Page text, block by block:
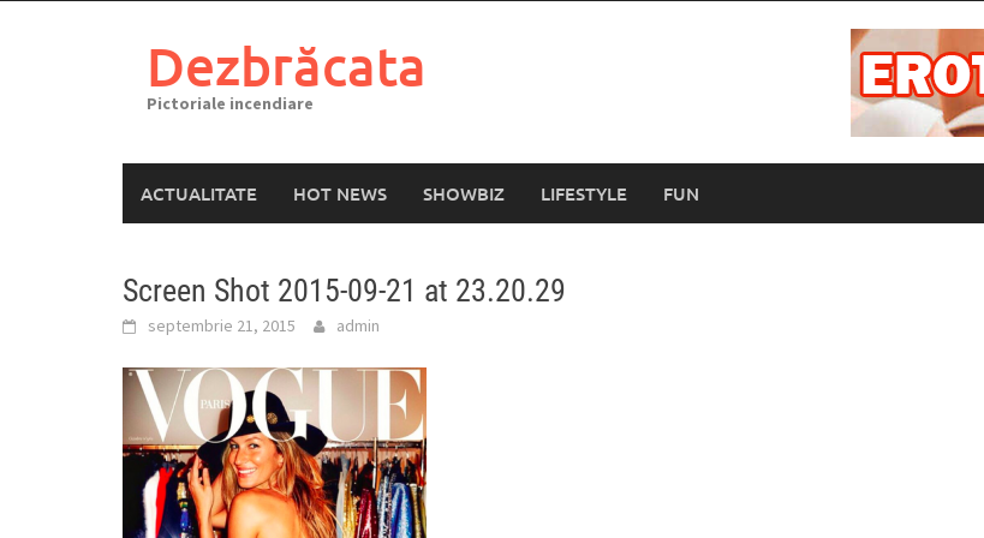
Dezbrăcata
Pictoriale incendiare
ACTUALITATE HOT NEWS SHOWBIZ LIFESTYLE FUN
Screen Shot 2015-09-21 at 23.20.29
septembrie 21, 2015 admin